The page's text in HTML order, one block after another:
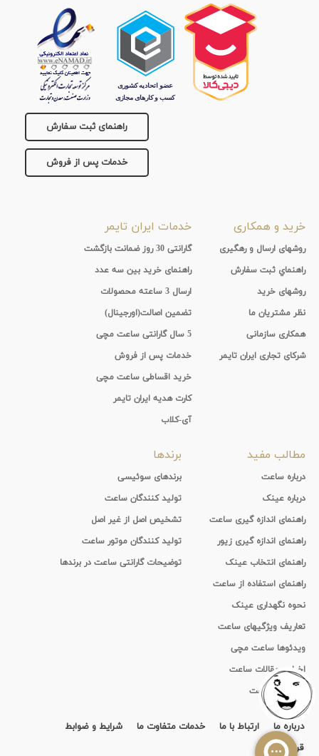
راهنمای ثبت سفارش
خدمات پس از فروش
خرید و همکاری
روشهای ارسال و رهگیری
راهنماي ثبت سفارش
روشهای خرید
نظر مشتریان ما
همکاری سازمانی
شرکای تجاری ایران تایمر
خدمات ایران تایمر
گارانتی 30 روز ضمانت بازگشت
راهنمای خرید بین سه عدد
ارسال 3 ساعته محصولات
تضمین اصالت(اورجینال)
5 سال گارانتی ساعت مچی
خدمات پس از فروش
خرید اقساطی ساعت مچی
کارت هدیه ایران تایمر
آی-کلاب
مطالب مفید
درباره ساعت
درباره عینک
راهنمای اندازه گیری ساعت
راهنمای اندازه گیری زیور
راهنمای انتخاب عینک
راهنمای استفاده از ساعت
نحوه نگهداری عینک
تعاریف ویژگیهای ساعت
ویدئوها ساعت مچی
اخبار و مقالات ساعت
تاریخچه ساعت
برندها
برندهای سوئیسی
تولید کنندگان ساعت
تشخیص اصل از غیر اصل
تولید کنندگان موتور ساعت
توضیحات گارانتی ساعت در برندها
درباره ما ارتباط با ما خدمات متفاوت ما
شرایط و ضوابط
قرارداد